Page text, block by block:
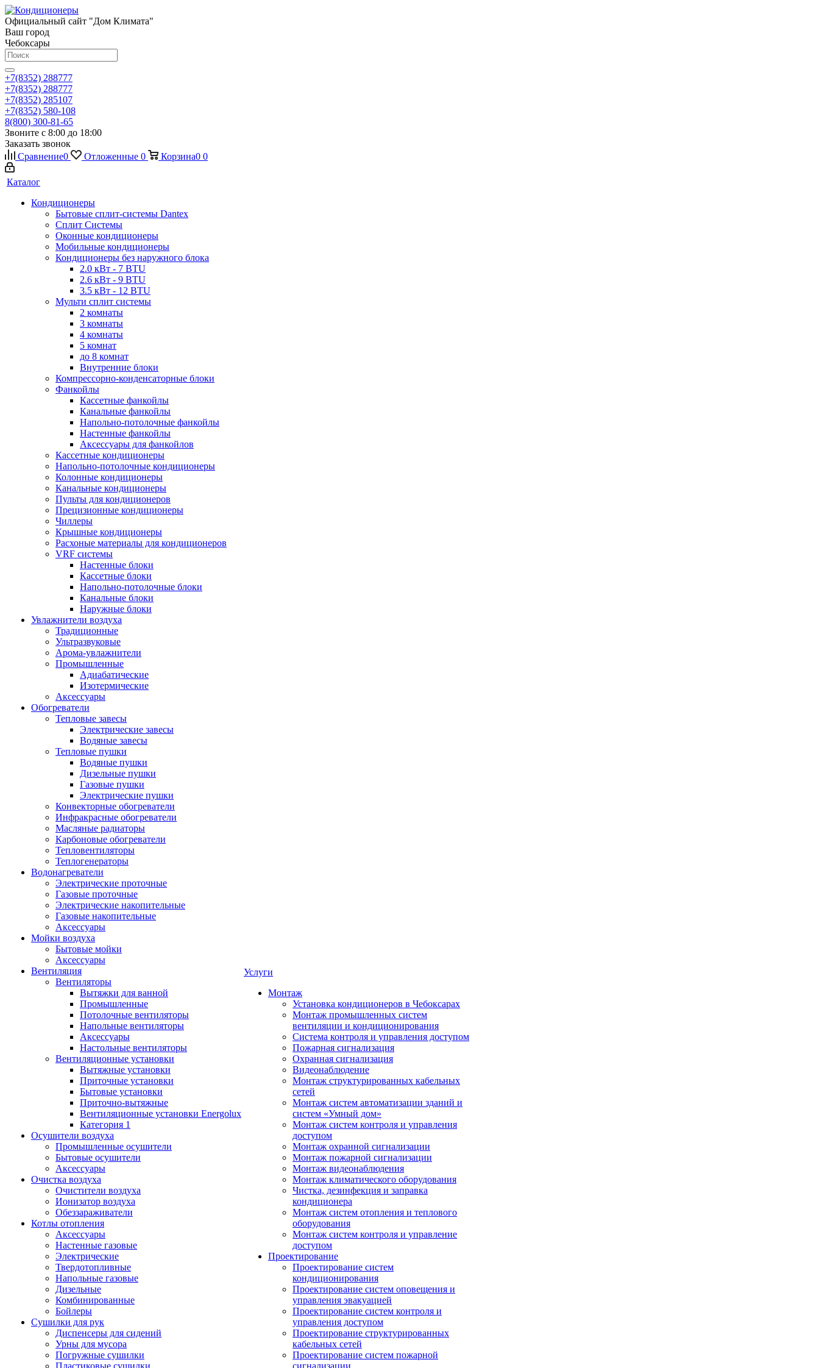
Официальный сайт "Дом Климата"
Ваш город
Чебоксары
+7(8352) 288777
+7(8352) 288777
+7(8352) 285107
+7(8352) 580-108
8(800) 300-81-65
Звоните с 8:00 до 18:00
Заказать звонок
Сравнение0 Отложенные 0 Корзина0 0
Каталог
Кондиционеры
Бытовые сплит-системы Dantex
Сплит Системы
Оконные кондиционеры
Мобильные кондиционеры
Кондиционеры без наружного блока
2.0 кВт - 7 BTU
2.6 кВт - 9 BTU
3.5 кВт - 12 BTU
Мульти сплит системы
2 комнаты
3 комнаты
4 комнаты
5 комнат
до 8 комнат
Внутренние блоки
Компрессорно-конденсаторные блоки
Фанкойлы
Кассетные фанкойлы
Канальные фанкойлы
Напольно-потолочные фанкойлы
Настенные фанкойлы
Аксессуары для фанкойлов
Кассетные кондиционеры
Напольно-потолочные кондиционеры
Колонные кондиционеры
Канальные кондиционеры
Пульты для кондиционеров
Прецизионные кондиционеры
Чиллеры
Крышные кондиционеры
Расхоные материалы для кондиционеров
VRF системы
Настенные блоки
Кассетные блоки
Напольно-потолочные блоки
Канальные блоки
Наружные блоки
Увлажнители воздуха
Традиционные
Ультразвуковые
Арома-увлажнители
Промышленныe
Адиабатические
Изотермические
Аксессуары
Обогреватели
Тепловые завесы
Электрические завесы
Водяные завесы
Тепловые пушки
Водяные пушки
Дизельные пушки
Газовые пушки
Электрические пушки
Конвекторные обогреватели
Инфракрасные обогреватели
Масляные радиаторы
Карбоновые обогреватели
Тепловентиляторы
Теплогенераторы
Водонагреватели
Электрические проточные
Газовые проточные
Электрические накопительные
Газовые накопительные
Аксессуары
Мойки воздуха
Бытовые мойки
Аксессуары
Вентиляция
Вентиляторы
Вытяжки для ванной
Промышленные
Потолочные вентиляторы
Напольные вентиляторы
Аксессуары
Настольные вентиляторы
Вентиляционные установки
Вытяжные установки
Приточные установки
Бытовые установки
Приточно-вытяжные
Вентиляционные установки Energolux
Категория 1
Осушители воздуха
Промышленные осушители
Бытовые осушители
Аксессуары
Очистка воздуха
Очистители воздуха
Ионизатор воздуха
Обеззараживатели
Котлы отопления
Аксессуары
Настенные газовые
Электрические
Твердотопливные
Напольные газовые
Дизельные
Комбинированные
Бойлеры
Сушилки для рук
Диспенсеры для сидений
Урны для мусора
Погружные сушилки
Пластиковые сушилки
Услуги
Монтаж
Установка кондиционеров в Чебоксарах
Монтаж промышленных систем
вентиляции и кондиционирования
Система контроля и управления доступом
Пожарная сигнализация
Охранная сигнализация
Видеонаблюдение
Монтаж структурированных кабельных
сетей
Монтаж систем автоматизации зданий и
систем «Умный дом»
Монтаж систем контроля и управления
доступом
Монтаж охранной сигнализации
Монтаж пожарной сигнализации
Монтаж видеонаблюдения
Монтаж климатического оборудования
Чистка, дезинфекция и заправка
кондиционера
Монтаж систем отопления и теплового
оборудования
Монтаж систем контроля и управление
доступом
Проектирование
Проектирование систем
кондиционирования
Проектирование систем оповещения и
управления эвакуацией
Проектирование систем контроля и
управления доступом
Проектирование структурированных
кабельных сетей
Проектирование систем пожарной
сигнализации